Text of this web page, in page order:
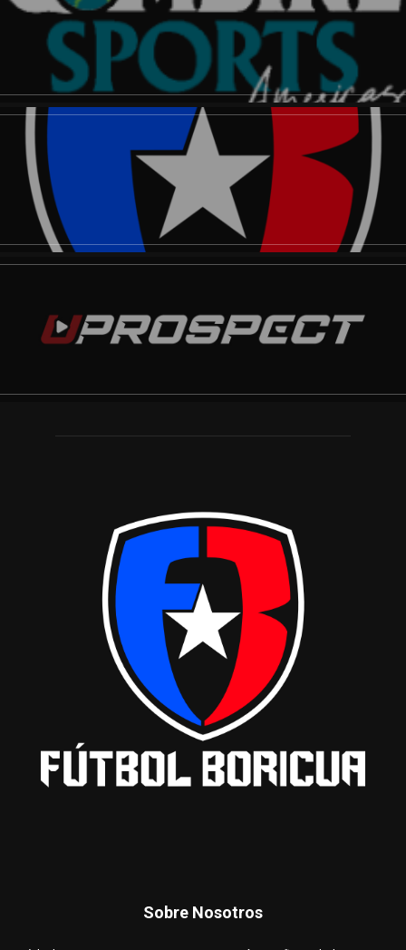
Sobre Nosotros